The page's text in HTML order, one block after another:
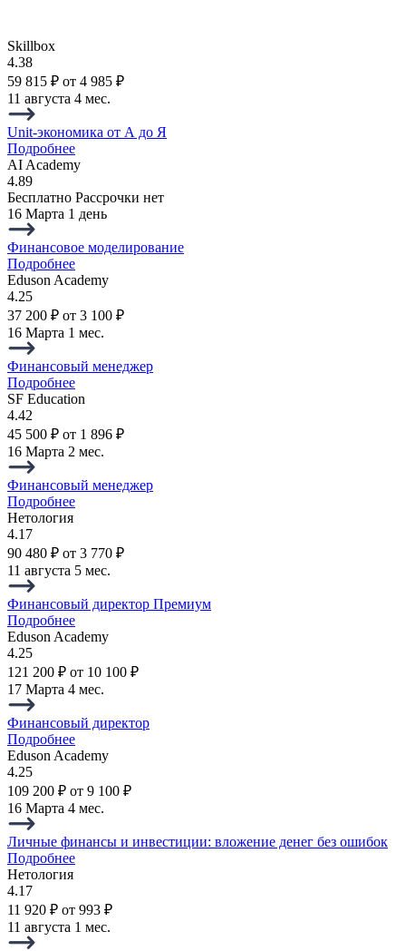
Skillbox
4.38
59 815 ₽ от 4 985 ₽
11 августа 4 мес.
Unit-экономика от А до Я
Подробнее
AI Academy
4.89
Бесплатно Рассрочки нет
16 Марта 1 день
Финансовое моделирование
Подробнее
Eduson Academy
4.25
37 200 ₽ от 3 100 ₽
16 Марта 1 мес.
Финансовый менеджер
Подробнее
SF Education
4.42
45 500 ₽ от 1 896 ₽
16 Марта 2 мес.
Финансовый менеджер
Подробнее
Нетология
4.17
90 480 ₽ от 3 770 ₽
11 августа 5 мес.
Финансовый директор Премиум
Подробнее
Eduson Academy
4.25
121 200 ₽ от 10 100 ₽
17 Марта 4 мес.
Финансовый директор
Подробнее
Eduson Academy
4.25
109 200 ₽ от 9 100 ₽
16 Марта 4 мес.
Личные финансы и инвестиции: вложение денег без ошибок
Подробнее
Нетология
4.17
11 920 ₽ от 993 ₽
11 августа 1 мес.